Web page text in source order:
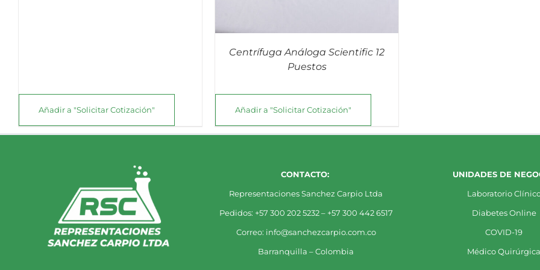
Añadir a "Solicitar Cotización"
Centrífuga Análoga Scientific 12
Puestos
Añadir a "Solicitar Cotización"
CONTACTO:
Representaciones Sanchez Carpio Ltda
Pedidos: +57 300 202 5232 – +57 300 442 6517
Correo: info@sanchezcarpio.com.co
Barranquilla – Colombia
UNIDADES DE
Laboratorio
Diabetes Online
COVID-19
Médico Quirúrgica